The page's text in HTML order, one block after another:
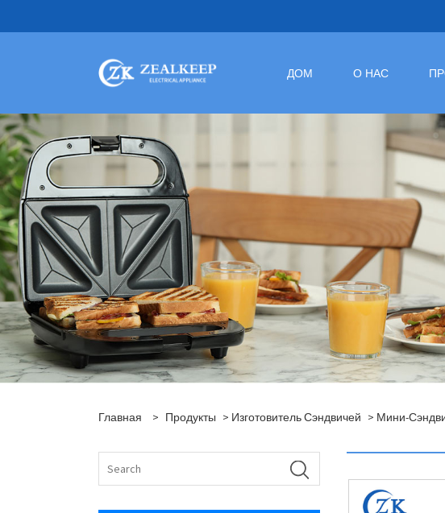
ДОМ О НАС
Главная > Продукты > Изготовитель Сэндвичей > Мини-